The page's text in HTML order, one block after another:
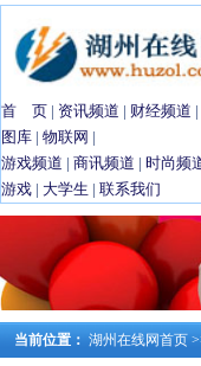
首 页 | 资讯频道 | 财经频道 |
图库 | 物联网 |
游戏频道 | 商讯频道 | 时尚频
游戏 | 大学生 | 联系我们
当前位置： 湖州在线网首页